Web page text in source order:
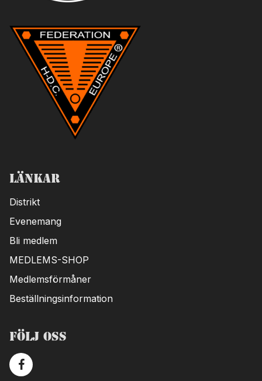
Länkar
Distrikt
Evenemang
Bli medlem
MEDLEMS-SHOP
Medlemsförmåner
Beställningsinformation
Följ oss